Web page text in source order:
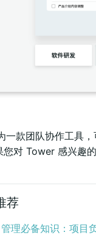
一款团队协作工具
您对 Tower 感兴趣
荐
理必备知识：项目